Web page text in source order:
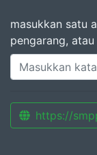
masukkan satu
pengarang,
https://